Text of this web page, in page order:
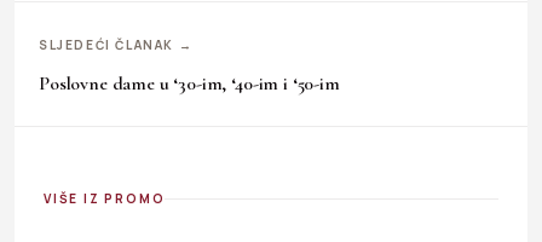
SLJEDEĆI ČLANAK →
Poslovne dame u ‘30-im, ‘40-im i ‘50-im
VIŠE IZ PROMO